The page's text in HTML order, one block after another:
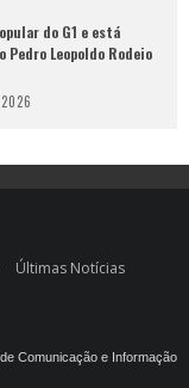
do G1 e está
Leopoldo Rodeio
Últimas Notícias
Comunicação e Informação